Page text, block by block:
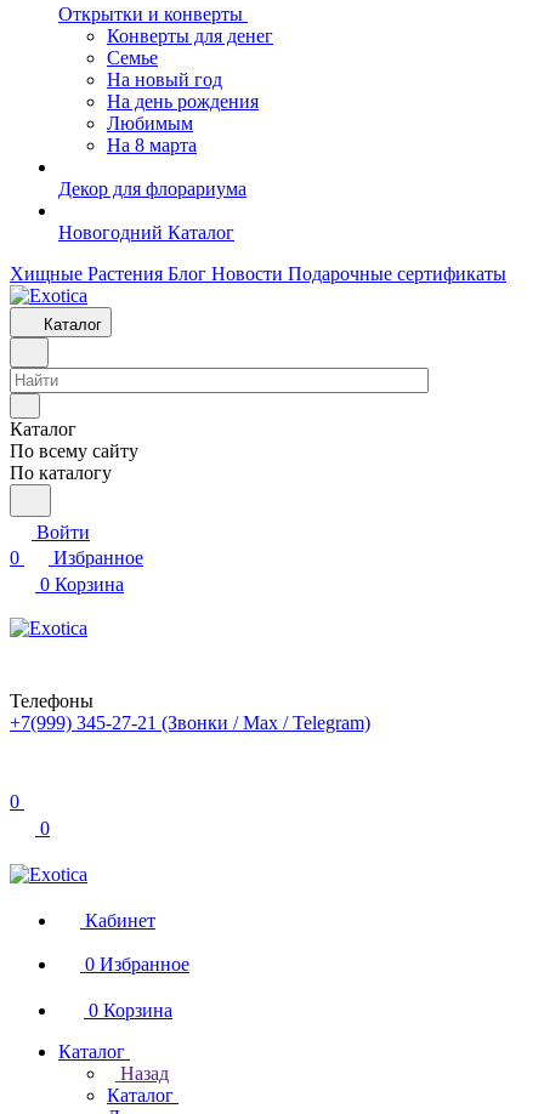
Открытки и конверты
Конверты для денег
Семье
На новый год
На день рождения
Любимым
На 8 марта
Декор для флорариума
Новогодний Каталог
Хищные Растения Блог Новости Подарочные сертификаты
Каталог
Каталог
По всему сайту
По каталогу
Войти
0
Избранное
0 Корзина
Телефоны
+7(999) 345-27-21 (Звонки / Max / Telegram)
0
0
Кабинет
0 Избранное
0 Корзина
Каталог
Назад
Каталог